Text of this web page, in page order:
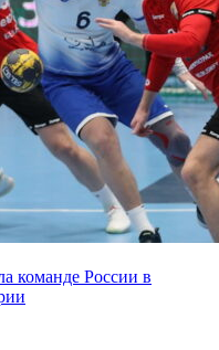
команде России в